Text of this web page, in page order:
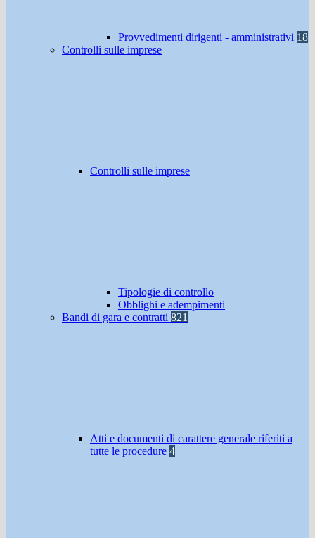
Provvedimenti dirigenti - amministrativi 18
Controlli sulle imprese
Controlli sulle imprese
Tipologie di controllo
Obblighi e adempimenti
Bandi di gara e contratti 821
Atti e documenti di carattere generale riferiti a
tutte le procedure 4